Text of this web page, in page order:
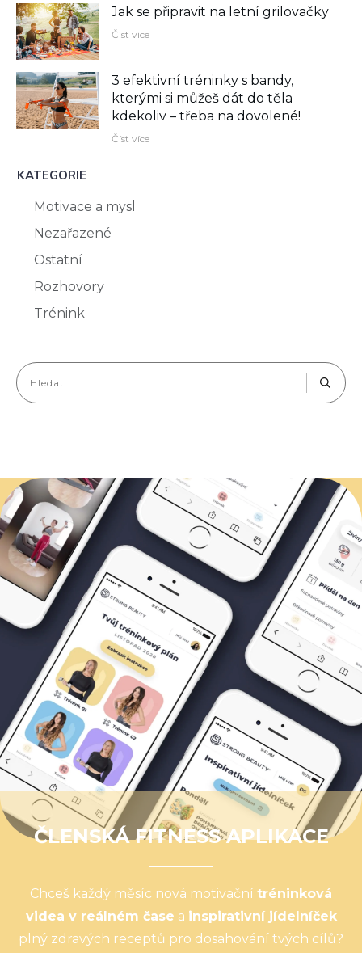
Jak se připravit na letní grilovačky
Číst více
3 efektivní tréninky s bandy,
kterými si můžeš dát do těla
kdekoliv –⁠ třeba na dovolené!
Číst více
KATEGORIE
Motivace a mysl
Nezařazené
Ostatní
Rozhovory
Trénink
ČLENSKÁ FITNESS APLIKACE
Chceš každý měsíc nová motivační tréninková
videa v reálném čase a inspirativní jídelníček
plný zdravých receptů pro dosahování tvých cílů?